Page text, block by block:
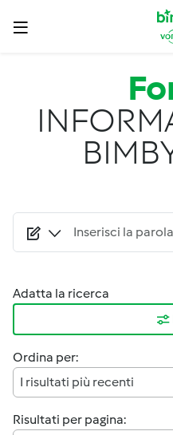
Salta al contenuto principale
Adatta la ricerca
Ordina per:
I risultati più recenti
Risultati per pagina: